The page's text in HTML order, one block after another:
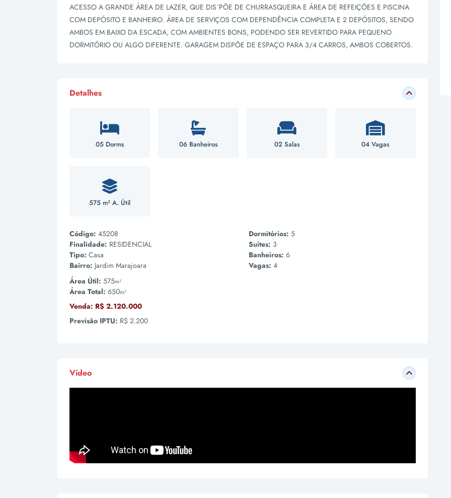
ACESSO A GRANDE ÁREA DE LAZER, QUE DIS´PÕE DE CHURRASQUEIRA E ÁREA DE REFEIÇÕES E PISCINA
COM DEPÓSITO E BANHEIRO. ÁREA DE SERVIÇOS COM DEPENDÊNCIA COMPLETA E 2 DEPÓSITOS, SENDO
AMBOS EM BAIXO DA ESCADA, COM AMBIENTES BONS, PODENDO SER REVERTIDO PARA PEQUENO
DORMITÓRIO OU ALGO DIFERENTE. GARAGEM DISPÕE DE ESPAÇO PARA 3/4 CARROS, AMBOS COBERTOS.
Detalhes
05 Dorms 06 Banheiros 02 Salas 04 Vagas
575 m² A. Útil
Código: 45208
Finalidade: RESIDENCIAL
Tipo: Casa
Bairro: Jardim Marajoara
Dormitórios: 5
Suites: 3
Banheiros: 6
Vagas: 4
Área Útil: 575m²
Área Total: 650m²
Venda: R$ 2.120.000
Previsão IPTU: R$ 2.200
Vídeo